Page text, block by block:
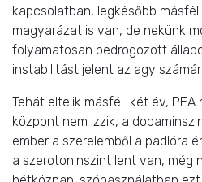
kapcsolatban, legkésőbb
magyarázat is van, de nekünk
folyamatosan bedrogozott
instabilitást jelent az agy
Tehát eltelik másfél-két év, PEA
központ nem izzik, a
ember a szerelemből a padlóra
a szerotoninszint lent van, még